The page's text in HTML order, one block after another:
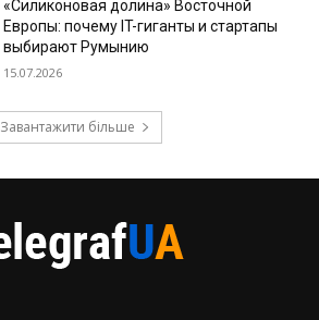
«Силиконовая долина» Восточной
Европы: почему IT-гиганты и стартапы
выбирают Румынию
15.07.2026
Завантажити більше